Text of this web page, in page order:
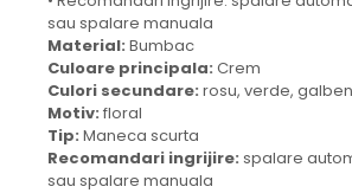
sau spalare manuala
Material: Bumbac
Culoare principala: Crem
Culori secundare: rosu, verde, galben
Motiv: floral
Tip: Maneca scurta
Recomandari ingrijire: spalare
sau spalare manuala